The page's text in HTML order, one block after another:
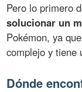
Pero lo primero
solucionar un
Pokémon, ya
complejo y tiene
Dónde